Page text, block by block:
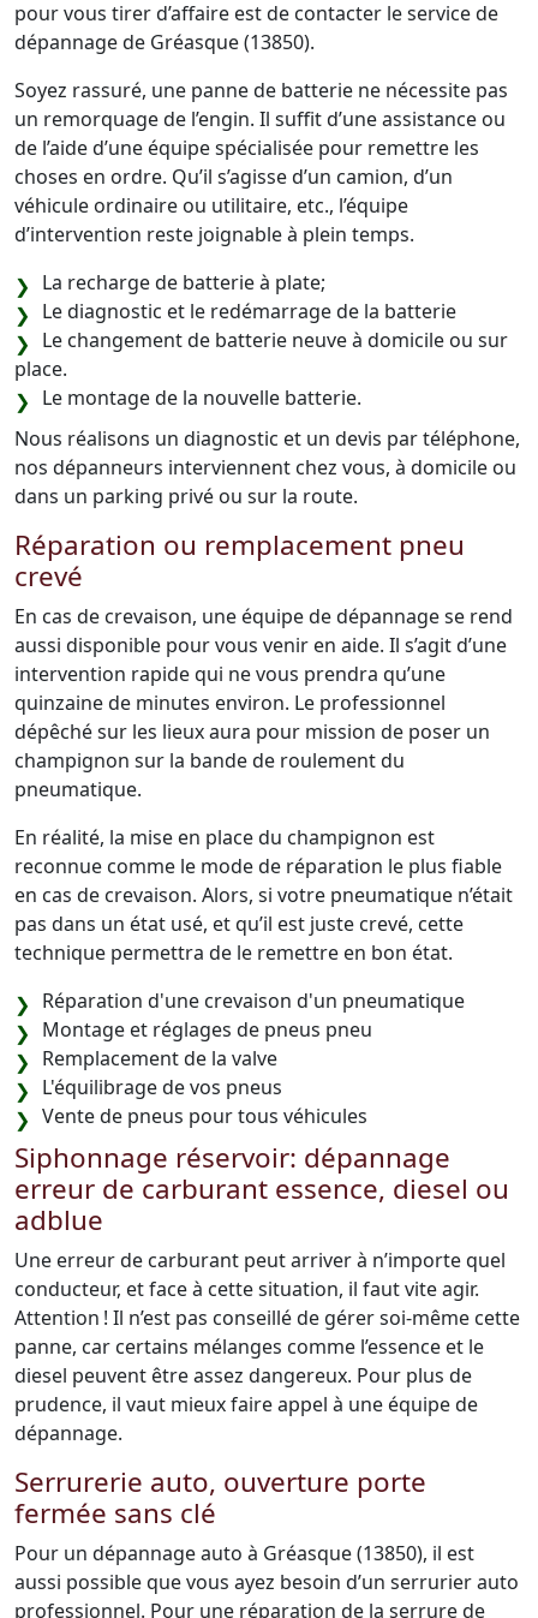
pour vous tirer d’affaire est de contacter le service de
dépannage de Gréasque (13850).
Soyez rassuré, une panne de batterie ne nécessite pas
un remorquage de l’engin. Il suffit d’une assistance ou
de l’aide d’une équipe spécialisée pour remettre les
choses en ordre. Qu’il s’agisse d’un camion, d’un
véhicule ordinaire ou utilitaire, etc., l’équipe
d’intervention reste joignable à plein temps.
La recharge de batterie à plate;
Le diagnostic et le redémarrage de la batterie
Le changement de batterie neuve à domicile ou sur
place.
Le montage de la nouvelle batterie.
Nous réalisons un diagnostic et un devis par téléphone,
nos dépanneurs interviennent chez vous, à domicile ou
dans un parking privé ou sur la route.
Réparation ou remplacement pneu
crevé
En cas de crevaison, une équipe de dépannage se rend
aussi disponible pour vous venir en aide. Il s’agit d’une
intervention rapide qui ne vous prendra qu’une
quinzaine de minutes environ. Le professionnel
dépêché sur les lieux aura pour mission de poser un
champignon sur la bande de roulement du
pneumatique.
En réalité, la mise en place du champignon est
reconnue comme le mode de réparation le plus fiable
en cas de crevaison. Alors, si votre pneumatique n’était
pas dans un état usé, et qu’il est juste crevé, cette
technique permettra de le remettre en bon état.
Réparation d'une crevaison d'un pneumatique
Montage et réglages de pneus pneu
Remplacement de la valve
L'équilibrage de vos pneus
Vente de pneus pour tous véhicules
Siphonnage réservoir: dépannage
erreur de carburant essence, diesel ou
adblue
Une erreur de carburant peut arriver à n’importe quel
conducteur, et face à cette situation, il faut vite agir.
Attention ! Il n’est pas conseillé de gérer soi-même cette
panne, car certains mélanges comme l’essence et le
diesel peuvent être assez dangereux. Pour plus de
prudence, il vaut mieux faire appel à une équipe de
dépannage.
Serrurerie auto, ouverture porte
fermée sans clé
Pour un dépannage auto à Gréasque (13850), il est
aussi possible que vous ayez besoin d’un serrurier auto
professionnel. Pour une réparation de la serrure de